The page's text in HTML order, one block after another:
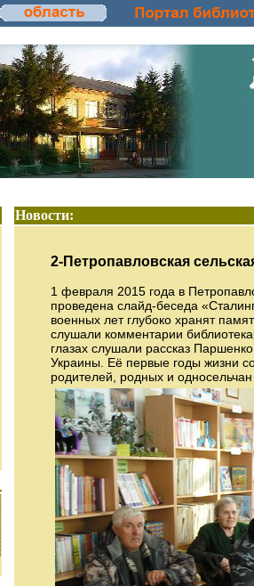
Новости:
2-Петропавловская
1 февраля 2015 года в
проведена слайд-беседа
военных лет глубоко хранят
слушали комментарии
глазах слушали рассказ
Украины. Её первые годы жизни
родителей, родных и